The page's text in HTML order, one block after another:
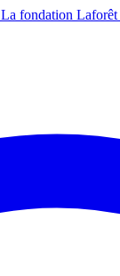
La fondation Laforêt